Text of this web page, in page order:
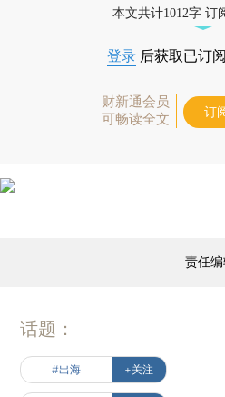
本文共计1012字 订
登录 后获取已订
财新通会员
可畅读全文
订
责任
话题：
#出海 +关注